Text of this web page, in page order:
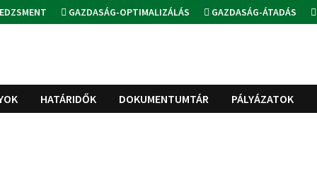
GAZDASÁG-OPTIMALIZÁLÁS GAZDASÁG-ÁTADÁS
HATÁRIDŐK DOKUMENTUMTÁR PÁLYÁZATOK